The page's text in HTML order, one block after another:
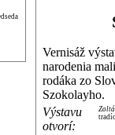
Vernisáž
narodenia
rodáka zo
Szokolayho.
Výstavu
otvorí: